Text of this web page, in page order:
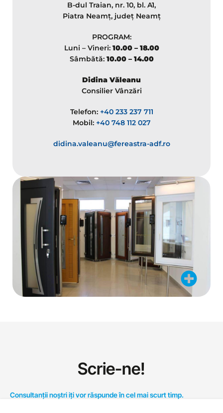
B-dul Traian, nr. 10, bl. A1,
Piatra Neamț, județ Neamț
PROGRAM:
Luni – Vineri: 10.00 – 18.00
Sâmbătă: 10.00 – 14.00
Didina Văleanu
Consilier Vânzări
Telefon: +40 233 237 711
Mobil: +40 748 112 027
didina.valeanu@fereastra-adf.ro
Scrie-ne!
Consultanții noștri iți vor răspunde în cel mai scurt timp.